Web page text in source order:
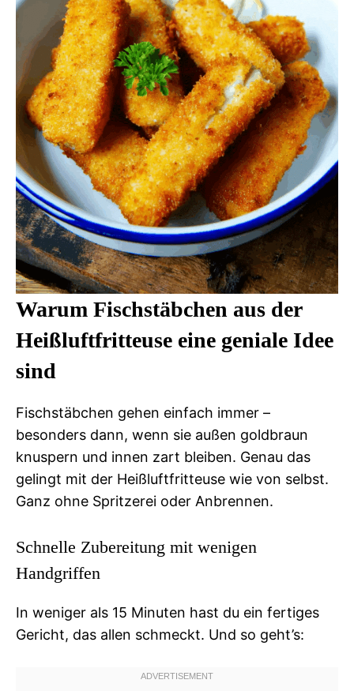
Warum Fischstäbchen aus der
Heißluftfritteuse eine geniale Idee
sind
Fischstäbchen gehen einfach immer –
besonders dann, wenn sie außen goldbraun
knuspern und innen zart bleiben. Genau das
gelingt mit der Heißluftfritteuse wie von selbst.
Ganz ohne Spritzerei oder Anbrennen.
Schnelle Zubereitung mit wenigen
Handgriffen
In weniger als 15 Minuten hast du ein fertiges
Gericht, das allen schmeckt. Und so geht’s: